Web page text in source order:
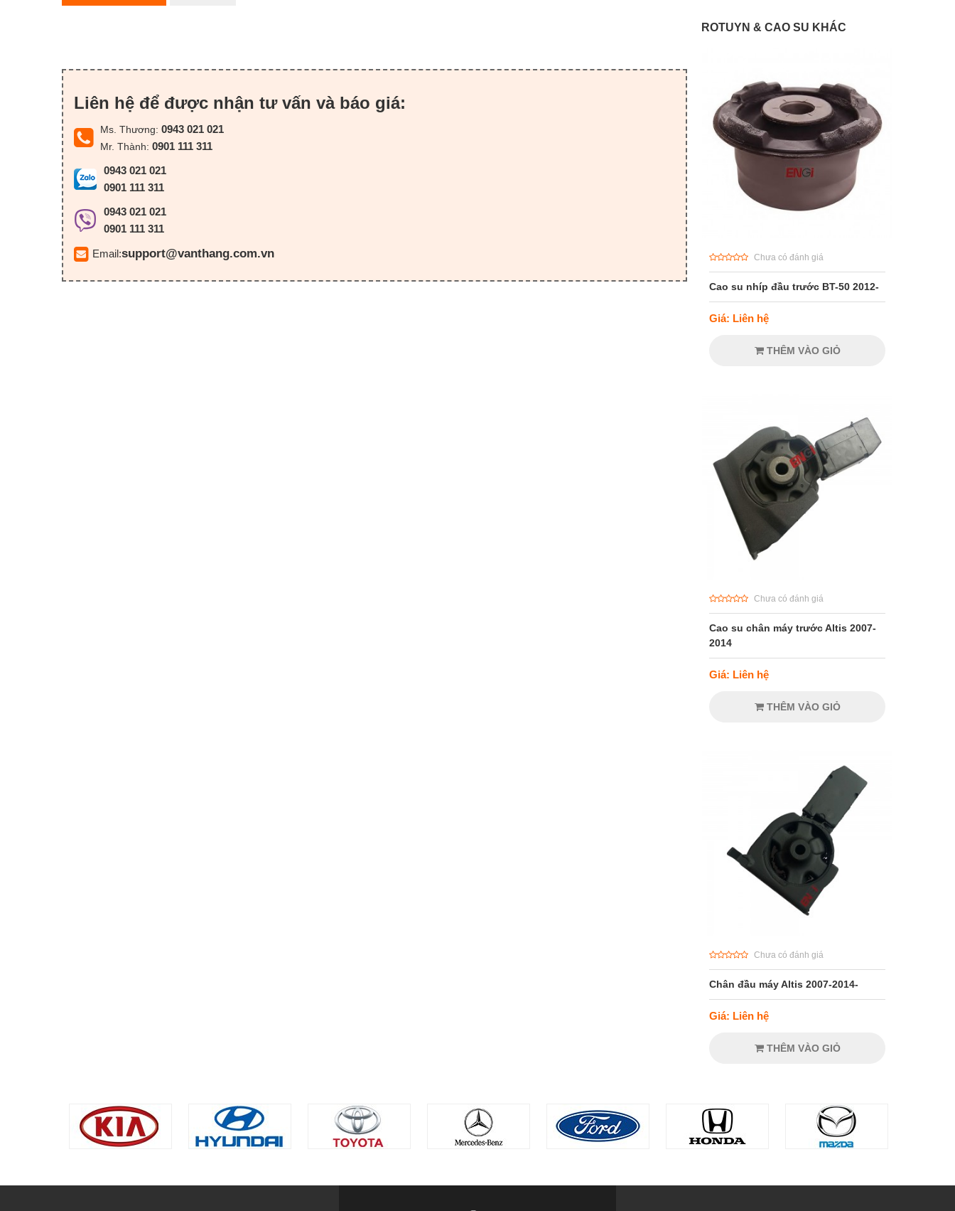
Liên hệ để được nhận tư vấn và báo giá:
Ms. Thương: 0943 021 021
Mr. Thành: 0901 111 311
0943 021 021
0901 111 311
0943 021 021
0901 111 311
Email:support@vanthang.com.vn
ROTUYN & CAO SU KHÁC
Chưa có đánh giá
Cao su nhíp đầu trước BT-50 2012-
Giá: Liên hệ
THÊM VÀO GIỎ
Chưa có đánh giá
Cao su chân máy trước Altis 2007-
2014
Giá: Liên hệ
THÊM VÀO GIỎ
Chưa có đánh giá
Chân đầu máy Altis 2007-2014-
Giá: Liên hệ
THÊM VÀO GIỎ